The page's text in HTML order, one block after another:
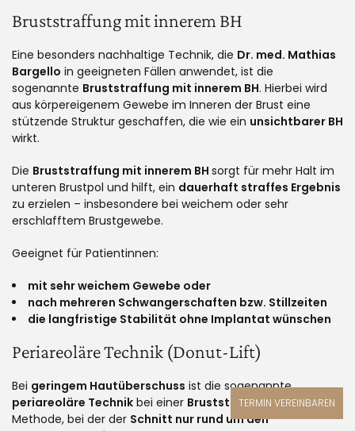
Bruststraffung mit innerem BH
Eine besonders nachhaltige Technik, die Dr. med. Mathias
Bargello in geeigneten Fällen anwendet, ist die
sogenannte Bruststraffung mit innerem BH. Hierbei wird
aus körpereigenem Gewebe im Inneren der Brust eine
stützende Struktur geschaffen, die wie ein unsichtbarer BH
wirkt.
Die Bruststraffung mit innerem BH sorgt für mehr Halt im
unteren Brustpol und hilft, ein dauerhaft straffes Ergebnis
zu erzielen – insbesondere bei weichem oder sehr
erschlafftem Brustgewebe.
Geeignet für Patientinnen:
mit sehr weichem Gewebe oder
nach mehreren Schwangerschaften bzw. Stillzeiten
die langfristige Stabilität ohne Implantat wünschen
Periareoläre Technik (Donut-Lift)
Bei geringem Hautüberschuss ist die sogenannte
periareoläre Technik bei einer Bruststraffung eine sanfte
Methode, bei der der Schnitt nur rund um den
TERMIN VEREINBAREN